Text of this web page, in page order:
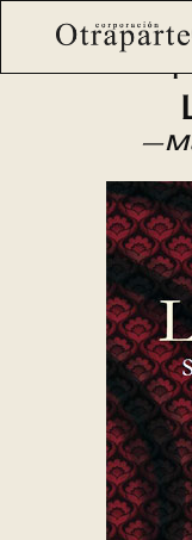
Saltar
Otraparte.org/
—